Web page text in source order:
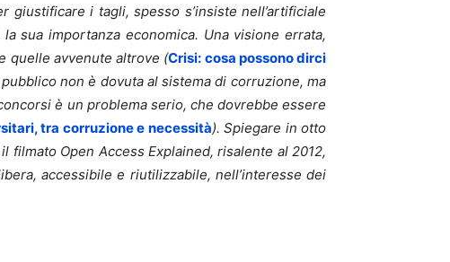
giustificare i tagli, spesso s’insiste nell’artificiale
sua importanza economica. Una visione errata,
quelle avvenute altrove (Crisi: cosa possono dirci
non è dovuta al sistema di corruzione, ma
è un problema serio, che dovrebbe essere
tra corruzione e necessità). Spiegare in otto
filmato Open Access Explained, risalente al 2012,
accessibile e riutilizzabile, nell’interesse dei